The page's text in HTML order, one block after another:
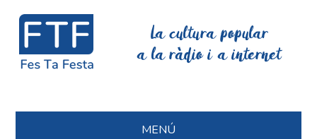
La cultura popular
a la ràdio i a internet
MENÚ